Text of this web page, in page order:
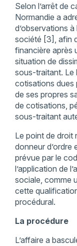
Selon l’arrêt de
Normandie a
d’observations
société [3], afin
financière après
situation de
sous-traitant. Le
cotisations dues
de ses propres
de cotisations,
sous-traitant
Le point de droit
donneur d’ordre
prévue par le
l’application de
sociale, comme
cette
procédural.
La procédure
L’affaire a